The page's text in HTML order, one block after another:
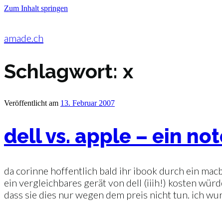
Zum Inhalt springen
amade.ch
Schlagwort: x
Veröffentlicht am 13. Februar 2007
dell vs. apple – ein
da corinne hoffentlich bald ihr ibook durch ein
ein vergleichbares gerät von dell (iiih!) kosten
dass sie dies nur wegen dem preis nicht tun. ich